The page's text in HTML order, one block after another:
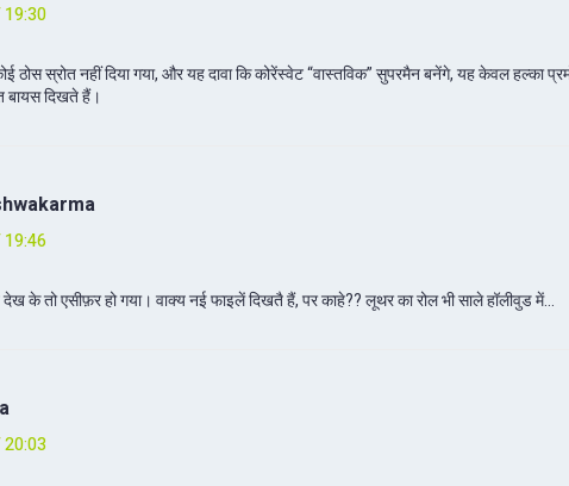
19:30
ठोस स्रोत नहीं दिया गया, और यह दावा कि कोरेंस्वेट “वास्तविक” सुपरमैन बनेंगे, यह केवल
बायस दिखते हैं।
19:46
के तो एसीफ़र हो गया। वाक्य नई फाइलें दिखतै हैं, पर काहे?? लूथर का रोल भी साले हॉलीवुड में…
20:03